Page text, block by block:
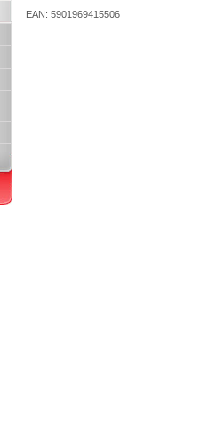
EAN: 5901969415506